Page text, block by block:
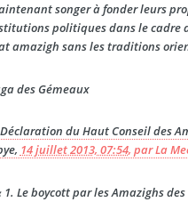
songer à fonder leurs
politiques dans le cadre
amazigh sans les traditions
des Gémeaux
Déclaration du Haut Conseil des
14 juillet 2013, 07:54, parLa
1. Le boycott par les Amazighs